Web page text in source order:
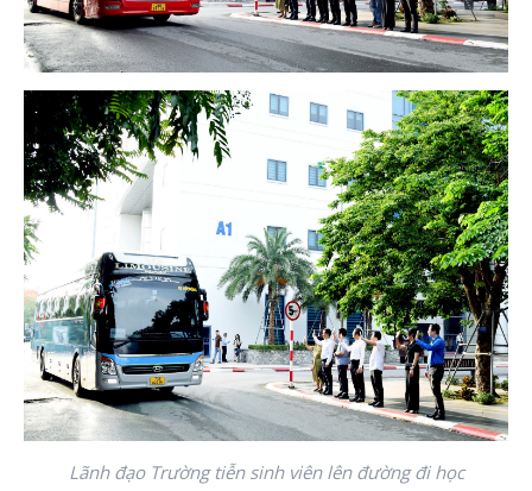
Lãnh đạo Trường tiễn sinh viên lên đường đi học